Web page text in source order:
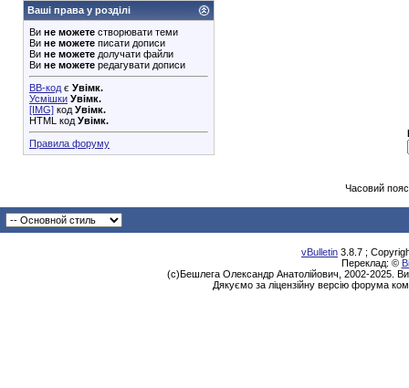
Ваші права у розділі
Ви не можете створювати теми
Ви не можете писати дописи
Ви не можете долучати файли
Ви не можете редагувати дописи
BB-код є Увімк.
Усмішки Увімк.
[IMG] код Увімк.
HTML код Увімк.
Правила форуму
Часовий
vBulletin 3.8.7 ;
Переклад: ©
(с)Бешлега Олександр Анатолійович, 2002-2025.
Дякуємо за ліцензійну версію форума